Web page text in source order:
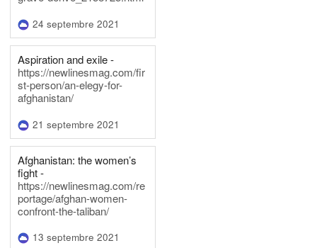
24 septembre 2021
Aspiration and exile -
https://newlinesmag.com/fir
st-person/an-elegy-for-
afghanistan/
21 septembre 2021
Afghanistan: the women’s
fight -
https://newlinesmag.com/re
portage/afghan-women-
confront-the-taliban/
13 septembre 2021